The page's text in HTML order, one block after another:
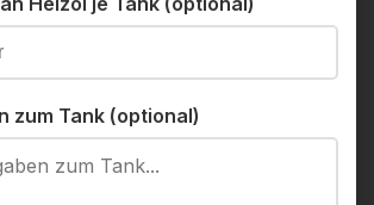
zum Tank (optional)